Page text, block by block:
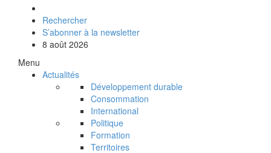
Rechercher
S’abonner à la newsletter
8 août 2026
Menu
Actualités
Développement durable
Consommation
International
Politique
Formation
Territoires